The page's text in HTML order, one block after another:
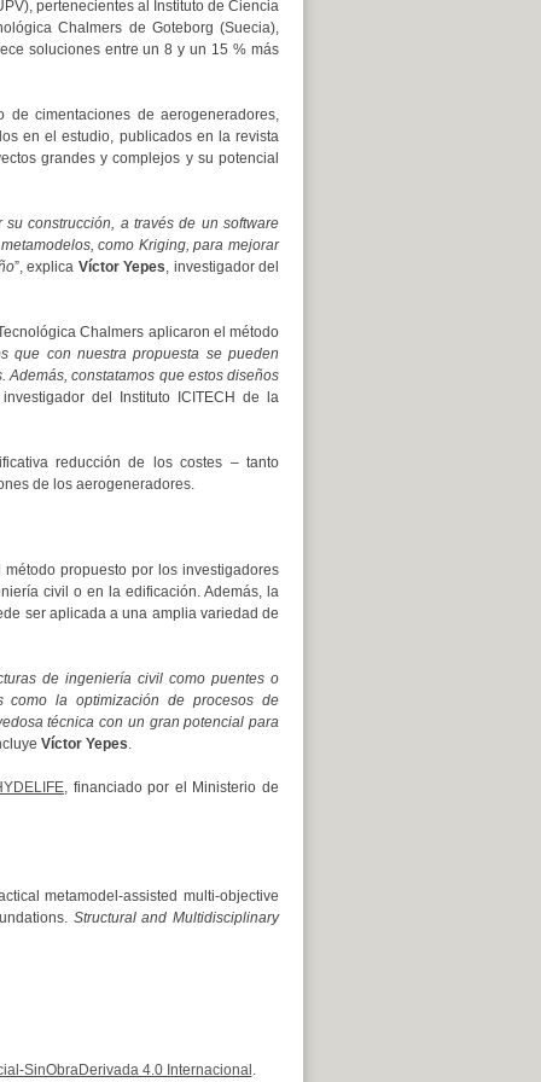
volumen.
pertenecientes al Instituto de Ciencia
Chalmers de Goteborg (Suecia),
soluciones entre un 8 y un 15 % más
cimentaciones de aerogeneradores,
en el estudio, publicados en la revista
grandes y complejos y su potencial
construcción, a través de un software
como Kriging, para mejorar
”, explica Víctor Yepes, investigador del
Chalmers aplicaron el método
que con nuestra propuesta se pueden
constatamos que estos diseños
del Instituto ICITECH de la
reducción de los costes – tanto
de los aerogeneradores.
propuesto por los investigadores
civil o en la edificación. Además, la
ser aplicada a una amplia variedad de
de ingeniería civil como puentes o
como la optimización de procesos de
técnica con un gran potencial para
Víctor Yepes.
, financiado por el Ministerio de
metamodel-assisted multi-objective
Structural and Multidisciplinary
SinObraDerivada 4.0 Internacional .